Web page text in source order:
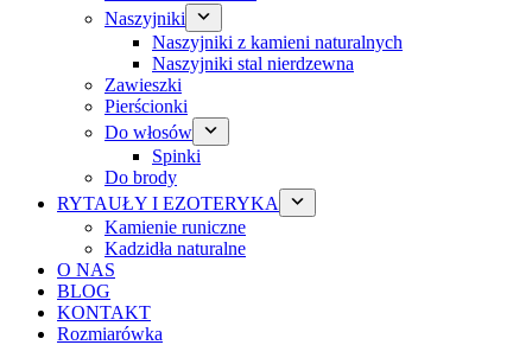
Naszyjniki
Naszyjniki z kamieni naturalnych
Naszyjniki stal nierdzewna
Zawieszki
Pierścionki
Do włosów
Spinki
Do brody
RYTAUŁY I EZOTERYKA
Kamienie runiczne
Kadzidła naturalne
O NAS
BLOG
KONTAKT
Rozmiarówka